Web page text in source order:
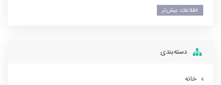
اطلاعات بیش‌تر
دسته‌بندی
خانه